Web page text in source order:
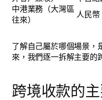
中港業務（大灣區
往來）
人民
了解自己屬於哪個場景，
來，我們逐一拆解主要的
跨境收款的